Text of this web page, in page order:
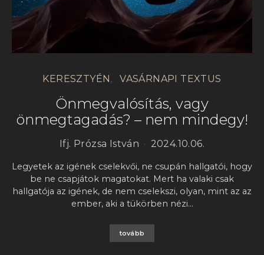
KERESZTYÉN VASÁRNAPI TEXTUS
Önmegvalósítás, vagy
önmegtagadás? – nem mindegy!
Ifj. Prózsa István 2024.10.06.
Legyetek az igének cselekvői, ne csupán hallgatói, hogy
be ne csapjátok magatokat. Mert ha valaki csak
hallgatója az igének, de nem cselekszi, olyan, mint az az
ember, aki a tükörben nézi…
tovább